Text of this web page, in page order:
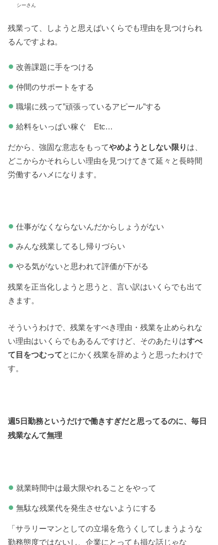
シーさん
残業って、しようと思えばいくらでも理由を見つけられ
るんですよね。
改善課題に手をつける
仲間のサポートをする
職場に残って”頑張っているアピール”する
給料をいっぱい稼ぐ Etc…
だから、強固な意志をもってやめようとしない限り は、
どこからかそれらしい理由を見つけてきて延々と長時間
労働するハメになります。
仕事がなくならないんだからしょうがない
みんな残業してるし帰りづらい
やる気がないと思われて評価が下がる
残業を正当化しようと思うと、言い訳はいくらでも出て
きます。
そういうわけで、残業をすべき理由・残業を止められな
い理由はいくらでもあるんですけど、そのあたりはすべ
て目をつむってとにかく残業を辞めようと思ったわけで
す。
週5日勤務というだけで働きすぎだと思ってるのに、毎日
残業なんて無理
就業時間中は最大限やれることをやって
無駄な残業代を発生させないようにする
「サラリーマンとしての立場を危うくしてしまうような
勤務態度ではないし、企業にとっても損な話じゃな